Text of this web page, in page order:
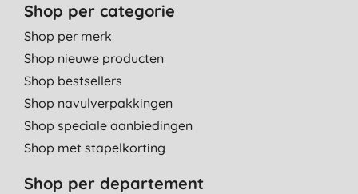
Shop per categorie
Shop per merk
Shop nieuwe producten
Shop bestsellers
Shop navulverpakkingen
Shop speciale aanbiedingen
Shop met stapelkorting
Shop per departement